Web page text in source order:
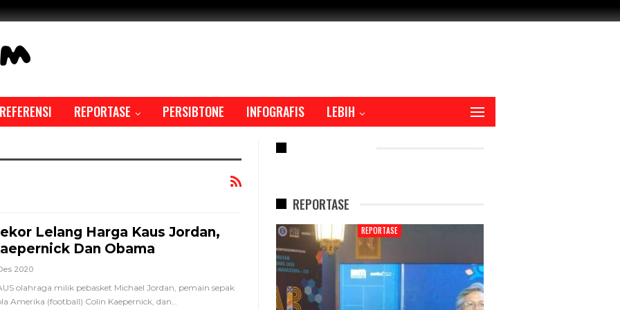
REFERENSI REPORTASE PERSIBTONE INFOGRAFIS LEBIH
Lelang Harga Kaus Jordan,
Dan Obama
2020
olahraga milik pebasket Michael Jordan, pemain sepak
Amerika (football) Colin Kaepernick, dan
REPORTASE
REPORTASE REPORTASE